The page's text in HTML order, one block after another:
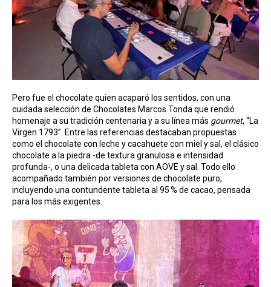
Pero fue el chocolate quien acaparó los sentidos, con una
cuidada selección de Chocolates Marcos Tonda que rendió
homenaje a su tradición centenaria y a su línea más gourmet, “La
Virgen 1793”. Entre las referencias destacaban propuestas
como el chocolate con leche y cacahuete con miel y sal, el clásico
chocolate a la piedra -de textura granulosa e intensidad
profunda-, o una delicada tableta con AOVE y sal. Todo ello
acompañado también por versiones de chocolate puro,
incluyendo una contundente tableta al 95 % de cacao, pensada
para los más exigentes.